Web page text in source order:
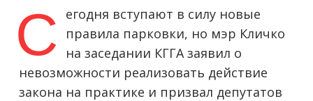
С
егодня вступают в силу новые
правила парковки, но мэр Кличко
на заседании КГГА заявил о
невозможности реализовать действие
закона на практике и призвал депутатов